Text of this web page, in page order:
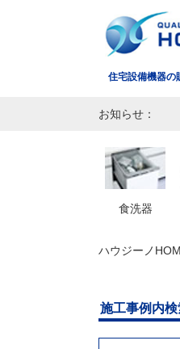
住宅設備機器の
お知らせ：
食洗器
ハウジーノ
施工事例内検